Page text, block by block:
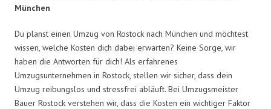
München
Du planst einen Umzug von Rostock nach München und möchtest
wissen, welche Kosten dich dabei erwarten? Keine Sorge, wir
haben die Antworten für dich! Als erfahrenes
Umzugsunternehmen in Rostock, stellen wir sicher, dass dein
Umzug reibungslos und stressfrei abläuft. Bei Umzugsmeister
Bauer Rostock verstehen wir, dass die Kosten ein wichtiger Faktor